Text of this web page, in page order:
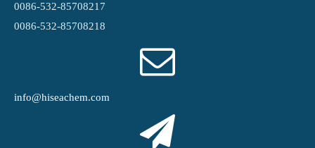
0086-532-85708217
0086-532-85708218
info@hiseachem.com